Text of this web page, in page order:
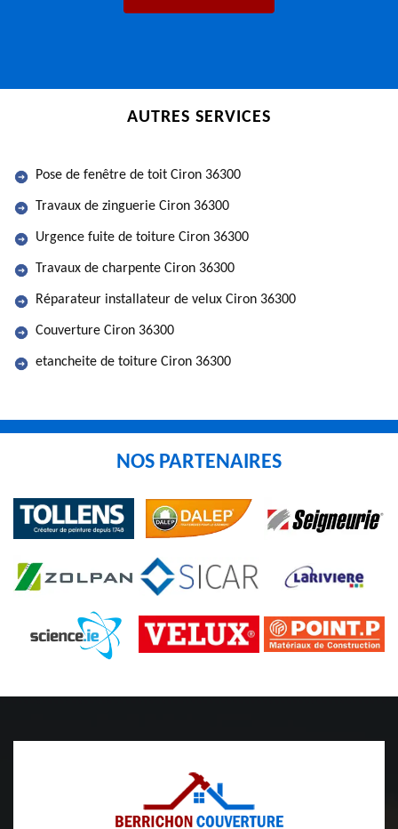
AUTRES SERVICES
Pose de fenêtre de toit Ciron 36300
Travaux de zinguerie Ciron 36300
Urgence fuite de toiture Ciron 36300
Travaux de charpente Ciron 36300
Réparateur installateur de velux Ciron 36300
Couverture Ciron 36300
etancheite de toiture Ciron 36300
NOS PARTENAIRES